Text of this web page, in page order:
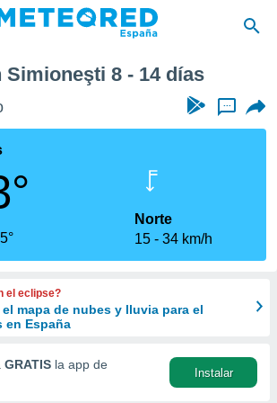
Simioneşti 8 - 14 días
...
Norte
15
34 km/h
el eclipse?
mapa de nubes y lluvia para el
en España
GRATIS la app de
Instalar